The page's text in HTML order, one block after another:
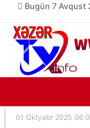
Bugün 7 Avqust
01 Oktyabr 2025